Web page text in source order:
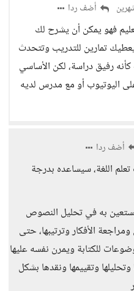
أضف ردا
فهو يمكن أن يشرح لك
تمارين للتدريب وتتحدث
رفيق دراسة، لكن الأساسي
اليوتيوب أو مع مدرس لديه
أضف ردا
اللغة، سيساعده بدرجة
به في تحليل النصوص
الأفكار وترتيبها، حتى
للكتابة ويمرن نفسه عليها
وتقييمها ونقدها بشكل